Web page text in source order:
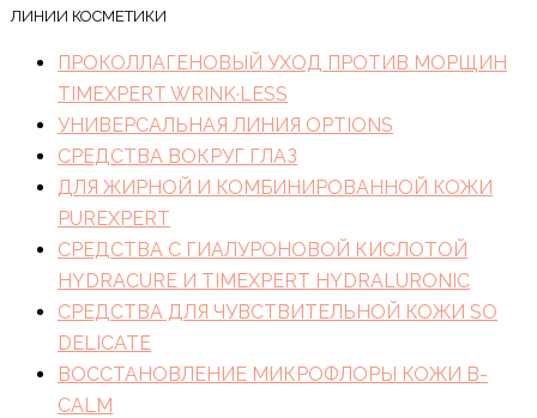
ЛИНИИ КОСМЕТИКИ
ПРОКОЛЛАГЕНОВЫЙ УХОД ПРОТИВ МОРЩИН
TIMEXPERT WRINK·LESS
УНИВЕРСАЛЬНАЯ ЛИНИЯ OPTIONS
СРЕДСТВА ВОКРУГ ГЛАЗ
ДЛЯ ЖИРНОЙ И КОМБИНИРОВАННОЙ КОЖИ
PUREXPERT
СРЕДСТВА С ГИАЛУРОНОВОЙ КИСЛОТОЙ
HYDRACURE И TIMEXPERT HYDRALURONIC
СРЕДСТВА ДЛЯ ЧУВСТВИТЕЛЬНОЙ КОЖИ SO
DELICATE
ВОССТАНОВЛЕНИЕ МИКРОФЛОРЫ КОЖИ B-
CALM